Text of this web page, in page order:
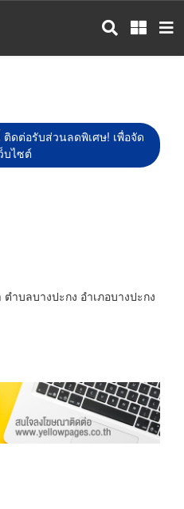
ดต่อรับส่วนลดพิเศษ! เพื่อจัด
บไซต์
ำบลบางปะกง อำเภอบางปะกง